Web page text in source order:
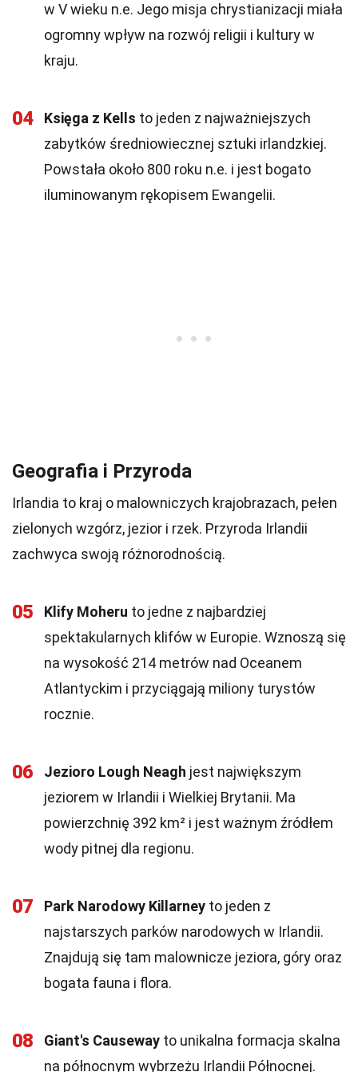
w V wieku n.e. Jego misja chrystianizacji miała
ogromny wpływ na rozwój religii i kultury w
kraju.
04 Księga z Kells to jeden z najważniejszych
zabytków średniowiecznej sztuki irlandzkiej.
Powstała około 800 roku n.e. i jest bogato
iluminowanym rękopisem Ewangelii.
Geografia i Przyroda
Irlandia to kraj o malowniczych krajobrazach, pełen
zielonych wzgórz, jezior i rzek. Przyroda Irlandii
zachwyca swoją różnorodnością.
05 Klify Moheru to jedne z najbardziej
spektakularnych klifów w Europie. Wznoszą się
na wysokość 214 metrów nad Oceanem
Atlantyckim i przyciągają miliony turystów
rocznie.
06 Jezioro Lough Neagh jest największym
jeziorem w Irlandii i Wielkiej Brytanii. Ma
powierzchnię 392 km² i jest ważnym źródłem
wody pitnej dla regionu.
07 Park Narodowy Killarney to jeden z
najstarszych parków narodowych w Irlandii.
Znajdują się tam malownicze jeziora, góry oraz
bogata fauna i flora.
08 Giant's Causeway to unikalna formacja skalna
na północnym wybrzeżu Irlandii Północnej.